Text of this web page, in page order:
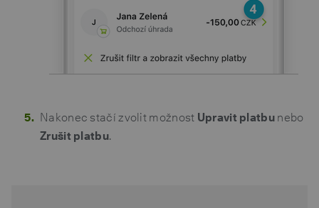
Nakonec stačí zvolit možnost Upravit platbunebo
Zrušit platbu.